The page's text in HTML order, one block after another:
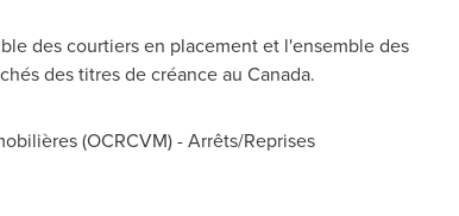
des courtiers en placement et l'ensemble des
des titres de créance au Canada.
(OCRCVM) - Arrêts/Reprises